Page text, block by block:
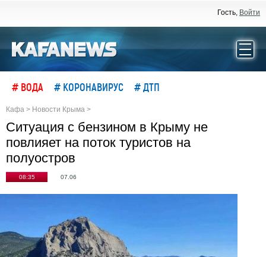
Гость, Войти
# ВОДА # КОРОНАВИРУС # ДТП
Кафа > Новости Крыма >
Ситуация с бензином в Крыму не
повлияет на поток туристов на
полуостров
08:35 07.06